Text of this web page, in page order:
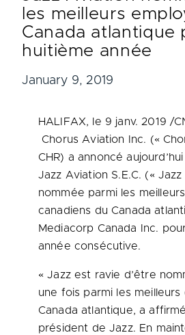
les meilleurs
Canada atlantique
huitième année
January 9, 2019
HALIFAX, le 9 janv. 2019 /
Chorus Aviation Inc. («
CHR) a annoncé
Jazz Aviation S.E.C. («
nommée parmi les
canadiens du Canada
Mediacorp Canada Inc.
année consécutive.
« Jazz est ravie d’être
une fois parmi les
Canada atlantique, a affirmé
président de Jazz. En